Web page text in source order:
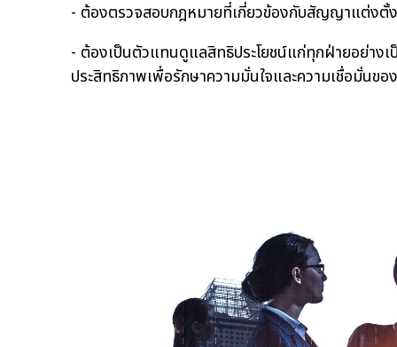
- ต้องตรวจสอบกฎหมายที่เกี่ยวข้องกับสัญญาแต่งตั้
- ต้องเป็นตัวแทนดูแลสิทธิประโยชน์แก่ทุกฝ่ายอย่า
ประสิทธิภาพเพื่อรักษาความมั่นใจและความเชื่อมั่นข